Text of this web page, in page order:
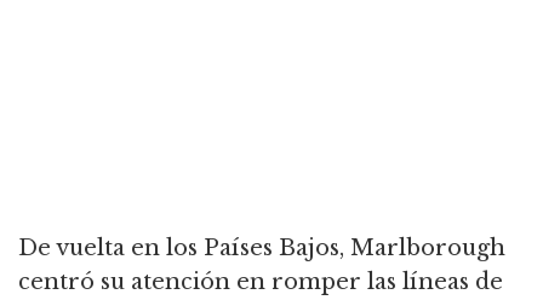
De vuelta en los Países Bajos, Marlborough
centró su atención en romper las líneas de